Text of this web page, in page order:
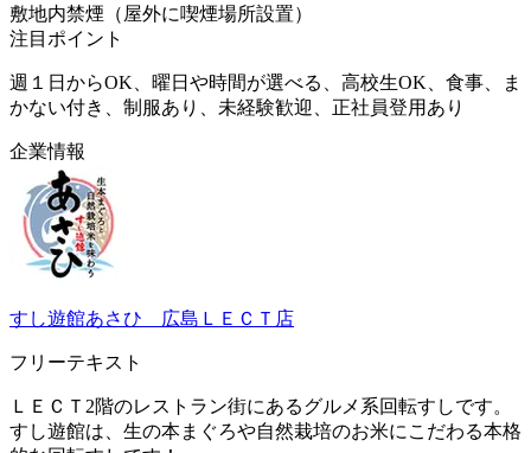
敷地内禁煙（屋外に喫煙場所設置）
注目ポイント
週１日からOK、曜日や時間が選べる、高校生OK、食事、ま
かない付き、制服あり、未経験歓迎、正社員登用あり
企業情報
すし遊館あさひ 広島ＬＥＣＴ店
フリーテキスト
ＬＥＣＴ2階のレストラン街にあるグルメ系回転すしです。
すし遊館は、生の本まぐろや自然栽培のお米にこだわる本格